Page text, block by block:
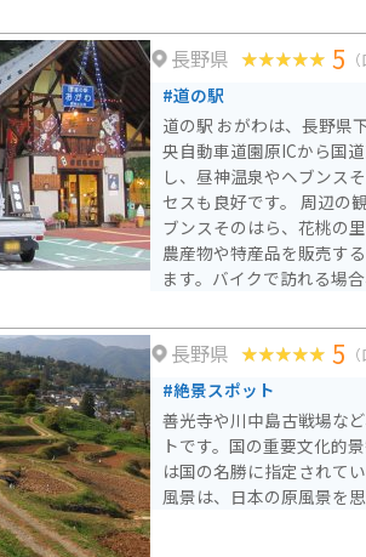
できます。 周辺には、観光スポットも点在しています。小丸山
公園や茶臼山恐竜公園は
延ばせば、戸隠れの湯や
できます。 道の駅 中条は、地元の特産品やグルメ、そして雄大
な自然を楽しむことがで
長野県 5
#道の駅
道の駅 おがわは、長野県
央自動車道園原ICから国
し、昼神温泉やヘブンス
セスも良好です。 周辺の観光スポットとしては、昼神温泉、ヘ
ブンスそのはら、花桃の
農産物や特産品を販売す
ます。バイクで訪れる場
や、地元産の野菜をたっ
がわ限定のオリジナルソ
長野県 5
#絶景スポット
善光寺や川中島古戦場な
トです。国の重要文化的
は国の名勝に指定されて
風景は、日本の原風景を